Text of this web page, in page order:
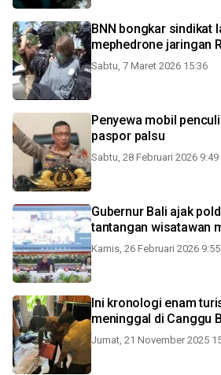
BNN bongkar sindikat
mephedrone jaringan
Sabtu, 7 Maret 2026 15:36
Penyewa mobil
paspor palsu
Sabtu, 28 Februari 2026 9:49
Gubernur Bali ajak
tantangan wisatawan
Kamis, 26 Februari 2026 9:55
Ini kronologi enam
meninggal di Canggu
Jumat, 21 November 2025